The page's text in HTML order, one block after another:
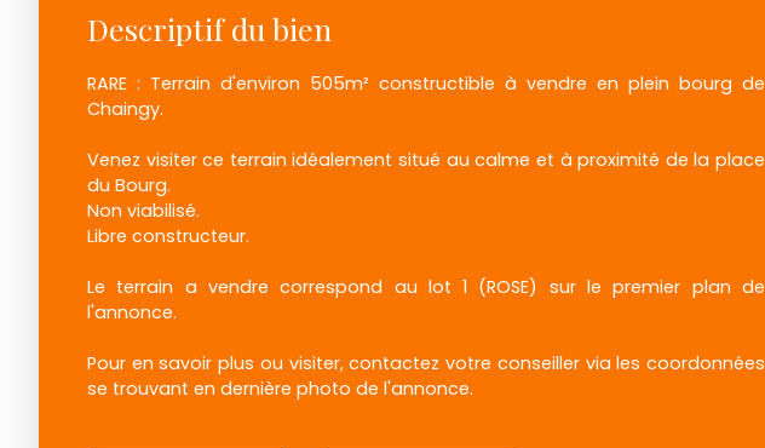
Descriptif du bien
RARE : Terrain d'environ 505m² constructible à vendre en plein bourg de
Chaingy.
Venez visiter ce terrain idéalement situé au calme et à proximité de la place
du Bourg.
Non viabilisé.
Libre constructeur.
Le terrain a vendre correspond au lot 1 (ROSE) sur le premier plan de
l'annonce.
Pour en savoir plus ou visiter, contactez votre conseiller via les coordonnées
se trouvant en dernière photo de l'annonce.